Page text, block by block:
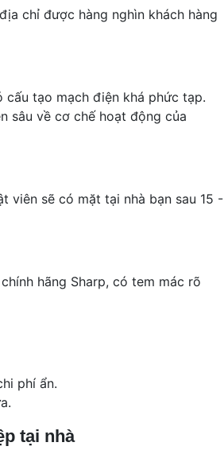
chỉ được hàng nghìn khách hàng
tạo mạch điện khá phức tạp.
sâu về cơ chế hoạt động của
viên sẽ có mặt tại nhà bạn sau 15 -
hãng Sharp, có tem mác rõ
phí ẩn.
tại nhà